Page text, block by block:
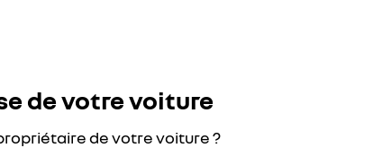
de votre voiture
de votre voiture ?